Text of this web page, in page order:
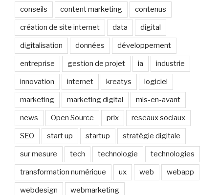
conseils content marketing contenus
création de site internet data digital
digitalisation données développement
entreprise gestion de projet ia industrie
innovation internet kreatys logiciel
marketing marketing digital mis-en-avant
news Open Source prix reseaux sociaux
SEO start up startup stratégie digitale
sur mesure tech technologie technologies
transformation numérique ux web webapp
webdesign webmarketing